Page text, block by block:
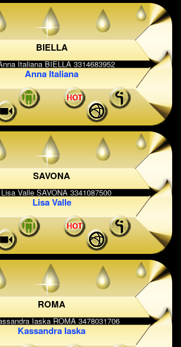
BIELLA
Anna Italiana
SAVONA
Lisa Valle
ROMA
Kassandra Iaska